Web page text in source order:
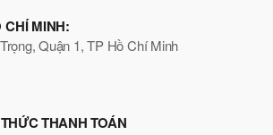
CHÍ MINH:
Quận 1, TP Hồ Chí Minh
THANH TOÁN